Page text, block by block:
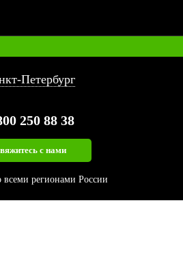
БИОМАССЫ
Петербург
250 88 38
с нами
всеми регионами России